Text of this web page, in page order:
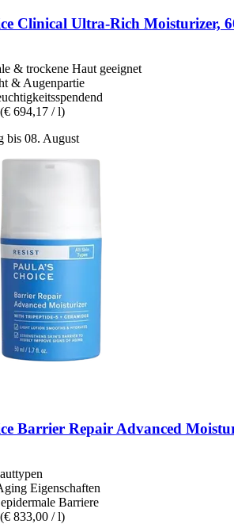
Clinical Ultra-​Rich Moisturizer,
& trockene Haut geeignet
& Augenpartie
(€ 694,17 / l)
bis 08. August
Barrier Repair Advanced
Eigenschaften
Barriere
(€ 833,00 / l)